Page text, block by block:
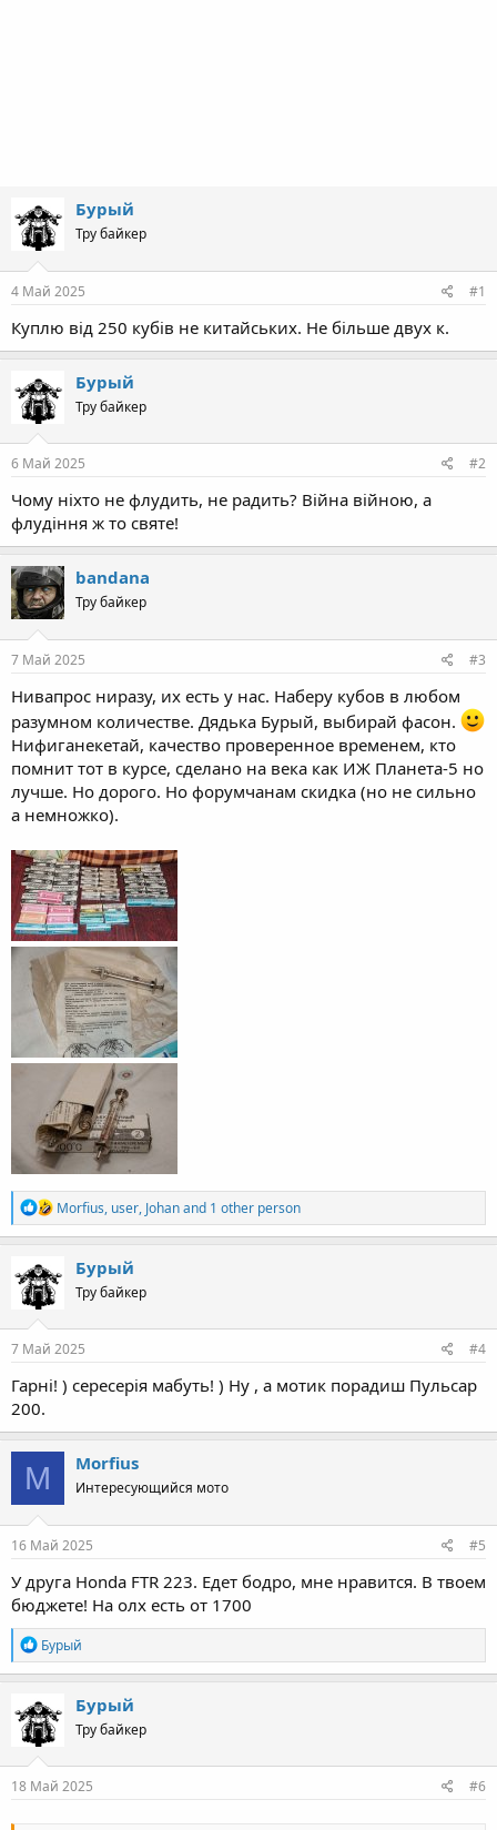
Бурый
Тру байкер
4 Май 2025 #1
Куплю від 250 кубів не китайських. Не більше двух к.
Бурый
Тру байкер
6 Май 2025 #2
Чому ніхто не флудить, не радить? Війна війною, а
флудіння ж то святе!
bandana
Тру байкер
7 Май 2025 #3
Нивапрос ниразу, их есть у нас. Наберу кубов в любом
разумном количестве. Дядька Бурый, выбирай фасон.
Нифиганекетай, качество проверенное временем, кто
помнит тот в курсе, сделано на века как ИЖ Планета-5 но
лучше. Но дорого. Но форумчанам скидка (но не сильно
а немножко).
R
e
a
t
n
s
Morfius, user, Johanand 1 other person
Бурый
Тру байкер
7 Май 2025 #4
Гарні! ) сересерія мабуть! ) Ну , а мотик порадиш Пульсар
200.
M Morfius
Интересующийся мото
16 Май 2025 #5
У друга Honda FTR 223. Едет бодро, мне нравится. В твоем
бюджете! На олх есть от 1700
R
e
a
t
i
o
n
s
Бурый
Бурый
Тру байкер
18 Май 2025 #6